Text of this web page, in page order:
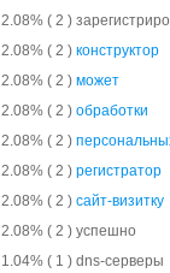
2.08% ( 2 )
2.08% ( 2 )конструктор
2.08% ( 2 )может
2.08% ( 2 )обработки
2.08% ( 2 )
2.08% ( 2 )регистратор
2.08% ( 2 )сайт-визитку
2.08% ( 2 ) успешно
1.04% ( 1 ) dns-серверы